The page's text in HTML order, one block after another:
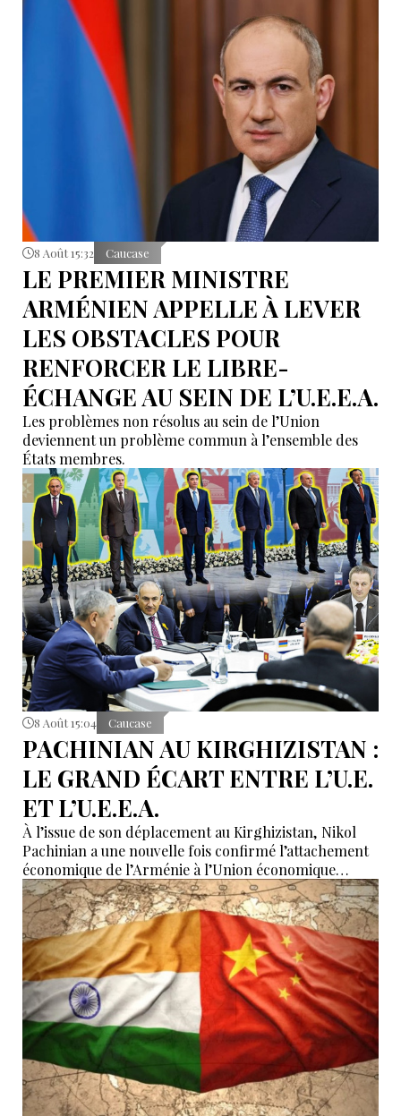
8 Août 15:32 Caucase
LE PREMIER MINISTRE
ARMÉNIEN APPELLE À LEVER
LES OBSTACLES POUR
RENFORCER LE LIBRE-
ÉCHANGE AU SEIN DE L’U.E.E.A.
Les problèmes non résolus au sein de l’Union
deviennent un problème commun à l’ensemble des
États membres.
8 Août 15:04 Caucase
PACHINIAN AU KIRGHIZISTAN :
LE GRAND ÉCART ENTRE L’U.E.
ET L’U.E.E.A.
À l’issue de son déplacement au Kirghizistan, Nikol
Pachinian a une nouvelle fois confirmé l’attachement
économique de l’Arménie à l’Union économique
eurasiatique, tout en réaffirmant son rapprochement
avec l’Union européenne. Entre dépendance
économique à l’UEEA et ambitions européennes,
Erevan tente de maintenir un équilibre dont les
contradictions deviennent de plus en plus difficiles à
masquer.